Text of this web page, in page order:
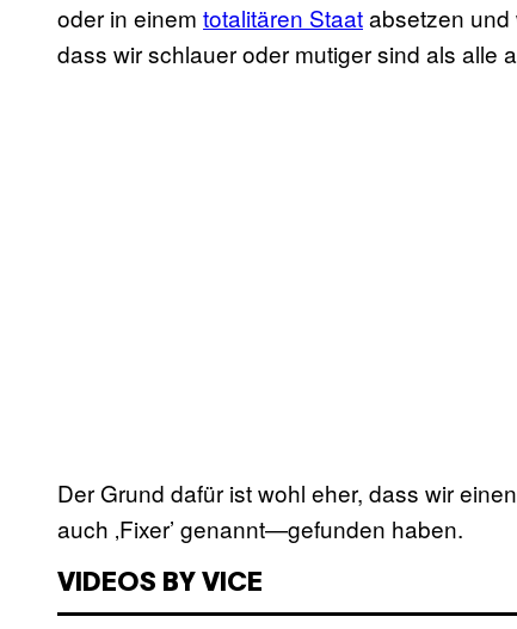
oder in einem totalitären Staatabsetzen
dass wir schlauer oder mutiger sind als alle
Der Grund dafür ist wohl eher, dass wir
auch ‚Fixer’ genannt—gefunden haben.
VIDEOS BY VICE